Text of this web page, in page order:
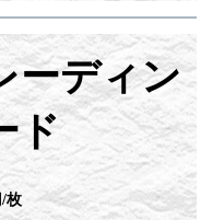
ーディン
ド
/枚